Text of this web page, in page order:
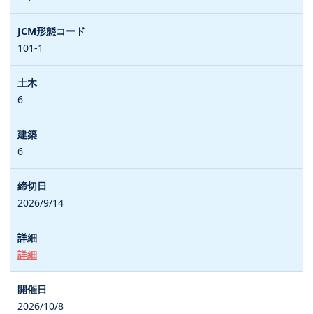
101-1
6
6
2026/9/14
詳細
2026/10/8